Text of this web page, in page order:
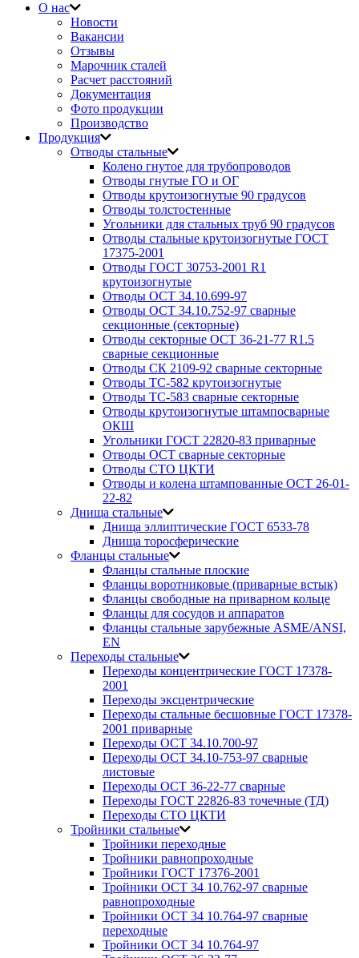
О нас
Новости
Вакансии
Отзывы
Марочник сталей
Расчет расстояний
Документация
Фото продукции
Производство
Продукция
Отводы стальные
Колено гнутое для трубопроводов
Отводы гнутые ГО и ОГ
Отводы крутоизогнутые 90 градусов
Отводы толстостенные
Угольники для стальных труб 90 градусов
Отводы стальные крутоизогнутые ГОСТ
17375-2001
Отводы ГОСТ 30753-2001 R1
крутоизогнутые
Отводы ОСТ 34.10.699-97
Отводы ОСТ 34.10.752-97 сварные
секционные (секторные)
Отводы секторные ОСТ 36-21-77 R1.5
сварные секционные
Отводы СК 2109-92 сварные секторные
Отводы ТС-582 крутоизогнутые
Отводы ТС-583 сварные секторные
Отводы крутоизогнутые штампосварные
ОКШ
Угольники ГОСТ 22820-83 приварные
Отводы ОСТ сварные секторные
Отводы СТО ЦКТИ
Отводы и колена штампованные ОСТ 26-01-
22-82
Днища стальные
Днища эллиптические ГОСТ 6533-78
Днища торосферические
Фланцы стальные
Фланцы стальные плоские
Фланцы воротниковые (приварные встык)
Фланцы свободные на приварном кольце
Фланцы для сосудов и аппаратов
Фланцы стальные зарубежные ASME/ANSI,
EN
Переходы стальные
Переходы концентрические ГОСТ 17378-
2001
Переходы эксцентрические
Переходы стальные бесшовные ГОСТ 17378-
2001 приварные
Переходы ОСТ 34.10.700-97
Переходы ОСТ 34.10-753-97 сварные
листовые
Переходы ОСТ 36-22-77 сварные
Переходы ГОСТ 22826-83 точечные (ТД)
Переходы СТО ЦКТИ
Тройники стальные
Тройники переходные
Тройники равнопроходные
Тройники ГОСТ 17376-2001
Тройники ОСТ 34 10.762-97 сварные
равнопроходные
Тройники ОСТ 34 10.764-97 сварные
переходные
Тройники ОСТ 34 10.764-97